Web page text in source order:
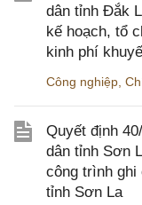
dân tỉnh Đắk
kế hoạch, tổ
kinh phí
Công nghiệp
Quyết định
dân tỉnh Sơn
công trình
tỉnh Sơn La